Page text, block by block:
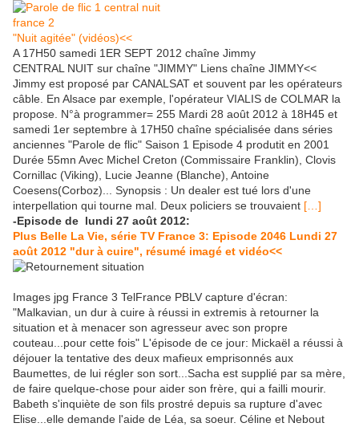
"Nuit agitée" (vidéos)<<
A 17H50 samedi 1ER SEPT 2012 chaîne Jimmy
CENTRAL NUIT sur chaîne "JIMMY" Liens chaîne JIMMY<<
Jimmy est proposé par CANALSAT et souvent par les opérateurs
câble. En Alsace par exemple, l'opérateur VIALIS de COLMAR la
propose. N°à programmer= 255 Mardi 28 août 2012 à 18H45 et
samedi 1er septembre à 17H50 chaîne spécialisée dans séries
anciennes "Parole de flic" Saison 1 Episode 4 produtit en 2001
Durée 55mn Avec Michel Creton (Commissaire Franklin), Clovis
Cornillac (Viking), Lucie Jeanne (Blanche), Antoine
Coesens(Corboz)... Synopsis : Un dealer est tué lors d'une
interpellation qui tourne mal. Deux policiers se trouvaient […]
-Episode de lundi 27 août 2012:
Plus Belle La Vie, série TV France 3: Episode 2046 Lundi 27
août 2012 "dur à cuire", résumé imagé et vidéo<<
Images jpg France 3 TelFrance PBLV capture d'écran:
"Malkavian, un dur à cuire à réussi in extremis à retourner la
situation et à menacer son agresseur avec son propre
couteau...pour cette fois" L'épisode de ce jour: Mickaël a réussi à
déjouer la tentative des deux mafieux emprisonnés aux
Baumettes, de lui régler son sort...Sacha est supplié par sa mère,
de faire quelque-chose pour aider son frère, qui a failli mourir.
Babeth s'inquiète de son fils prostré depuis sa rupture d'avec
Elise...elle demande l'aide de Léa, sa soeur. Céline et Nebout